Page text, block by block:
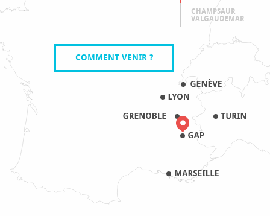
CHAMPSAUR
VALGAUDEMAR
COMMENT VENIR ?